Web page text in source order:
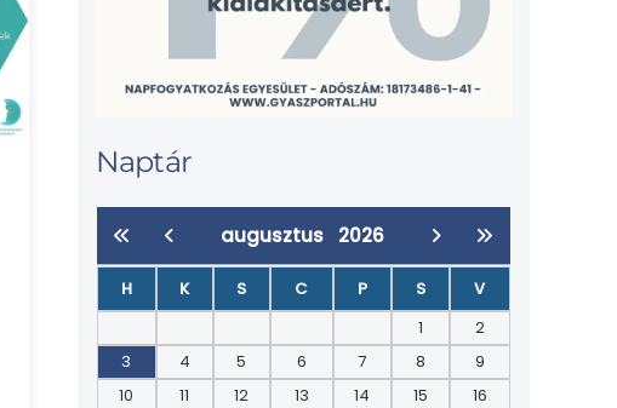
Naptár
augusztus 2026
H K S C P S
V
1
2
3
4 5 6 7 8
9
10
11 12 13 14 15
16